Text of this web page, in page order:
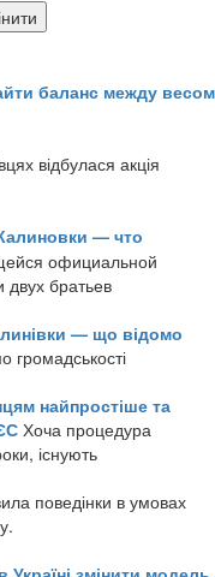
баланс между весом
відбулася акція
— что
официальной
братьев
— що відомо
громадськості
найпростіше та
Хоча процедура
існують
поведінки в умовах